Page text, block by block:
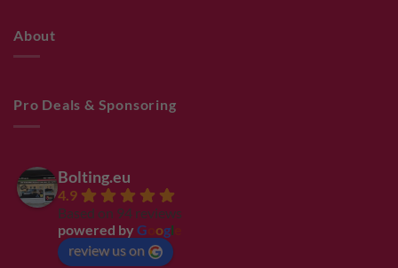
About
Pro Deals & Sponsoring
Bolting.eu
4.9
Based on 94 reviews
powered by G ogl
review us on